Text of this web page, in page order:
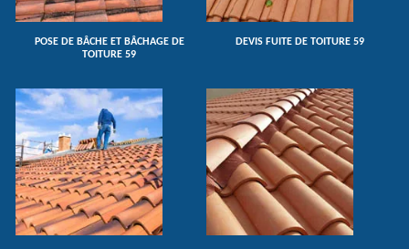
POSE DE BÂCHE ET BÂCHAGE DE
TOITURE 59
DEVIS FUITE DE TOITURE 59